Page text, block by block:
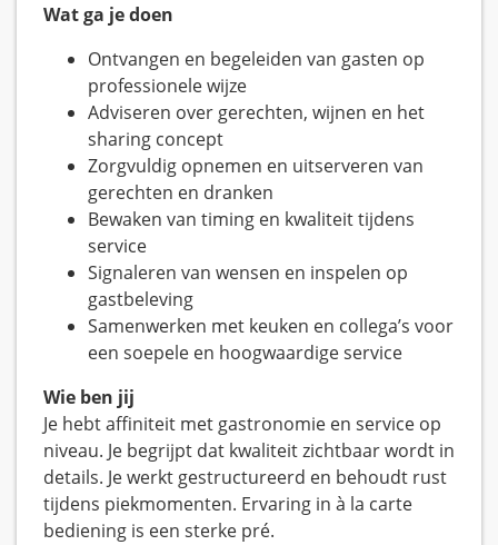
Wat ga je doen
Ontvangen en begeleiden van gasten op
professionele wijze
Adviseren over gerechten, wijnen en het
sharing concept
Zorgvuldig opnemen en uitserveren van
gerechten en dranken
Bewaken van timing en kwaliteit tijdens
service
Signaleren van wensen en inspelen op
gastbeleving
Samenwerken met keuken en collega’s voor
een soepele en hoogwaardige service
Wie ben jij
Je hebt affiniteit met gastronomie en service op
niveau. Je begrijpt dat kwaliteit zichtbaar wordt in
details. Je werkt gestructureerd en behoudt rust
tijdens piekmomenten. Ervaring in à la carte
bediening is een sterke pré.